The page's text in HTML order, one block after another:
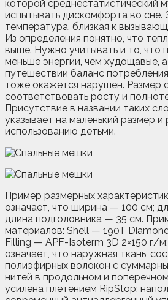
которой среднестатистический
испытывать дискомфорта во
температура, близкая к
Из определения понятно, что
выше. Нужно учитывать и то, что
меньше энергии, чем худощавые,
путешествии баланс
тоже окажется нарушен. Размер
соответствовать росту и
Присутствие в названии таких
указывает на маленький размер
использованию детьми.
Пример размерных
означает, что ширина — 100 см;
длина подголовника — 35 см.
материалов: Shell — 190T
Filling — APF-Isoterm 3D 2×150 г/
означает, что наружная ткань,
полиэфирных волокон с
нитей в продольном и
усилена плетением RipStop;